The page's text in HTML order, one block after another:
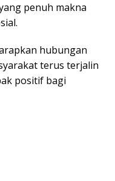
penuh makna
hubungan
terus terjalin
positif bagi